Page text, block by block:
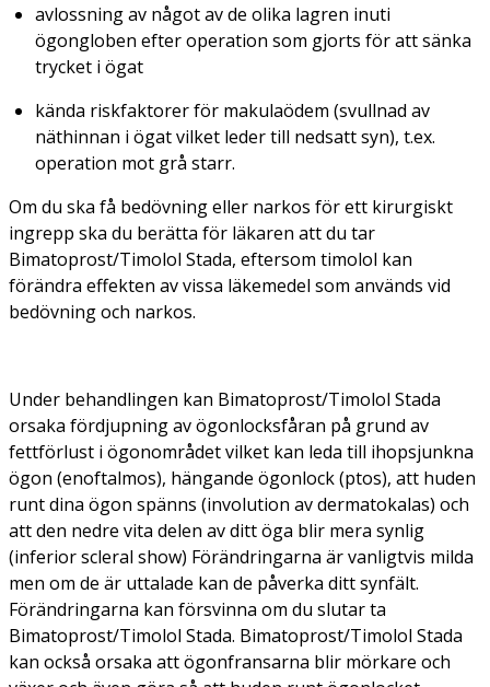
avlossning av något av de olika lagren inuti
ögongloben efter operation som gjorts för att sänka
trycket i ögat
kända riskfaktorer för makulaödem (svullnad av
näthinnan i ögat vilket leder till nedsatt syn), t.ex.
operation mot grå starr.
Om du ska få bedövning eller narkos för ett kirurgiskt
ingrepp ska du berätta för läkaren att du tar
Bimatoprost/Timolol Stada, eftersom timolol kan
förändra effekten av vissa läkemedel som används vid
bedövning och narkos.
Under behandlingen kan Bimatoprost/Timolol Stada
orsaka fördjupning av ögonlocksfåran på grund av
fettförlust i ögonområdet vilket kan leda till ihopsjunkna
ögon (enoftalmos), hängande ögonlock (ptos), att huden
runt dina ögon spänns (involution av dermatokalas) och
att den nedre vita delen av ditt öga blir mera synlig
(inferior scleral show) Förändringarna är vanligtvis milda
men om de är uttalade kan de påverka ditt synfält.
Förändringarna kan försvinna om du slutar ta
Bimatoprost/Timolol Stada. Bimatoprost/Timolol Stada
kan också orsaka att ögonfransarna blir mörkare och